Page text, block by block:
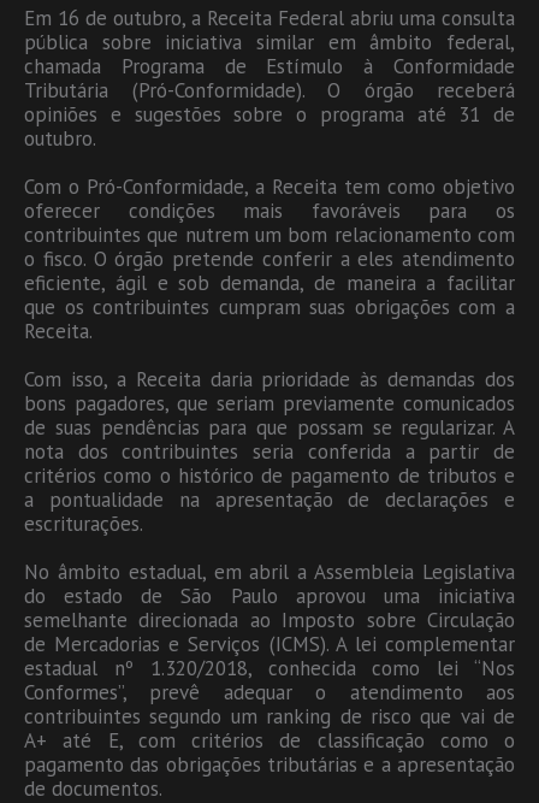
Em 16 de outubro, a Receita Federal abriu uma consulta
pública sobre iniciativa similar em âmbito federal,
chamada Programa de Estímulo à Conformidade
Tributária (Pró-Conformidade). O órgão receberá
opiniões e sugestões sobre o programa até 31 de
outubro.
Com o Pró-Conformidade, a Receita tem como objetivo
oferecer condições mais favoráveis para os
contribuintes que nutrem um bom relacionamento com
o fisco. O órgão pretende conferir a eles atendimento
eficiente, ágil e sob demanda, de maneira a facilitar
que os contribuintes cumpram suas obrigações com a
Receita.
Com isso, a Receita daria prioridade às demandas dos
bons pagadores, que seriam previamente comunicados
de suas pendências para que possam se regularizar. A
nota dos contribuintes seria conferida a partir de
critérios como o histórico de pagamento de tributos e
a pontualidade na apresentação de declarações e
escriturações.
No âmbito estadual, em abril a Assembleia Legislativa
do estado de São Paulo aprovou uma iniciativa
semelhante direcionada ao Imposto sobre Circulação
de Mercadorias e Serviços (ICMS). A lei complementar
estadual nº 1.320/2018, conhecida como lei “Nos
Conformes”, prevê adequar o atendimento aos
contribuintes segundo um ranking de risco que vai de
A+ até E, com critérios de classificação como o
pagamento das obrigações tributárias e a apresentação
de documentos.